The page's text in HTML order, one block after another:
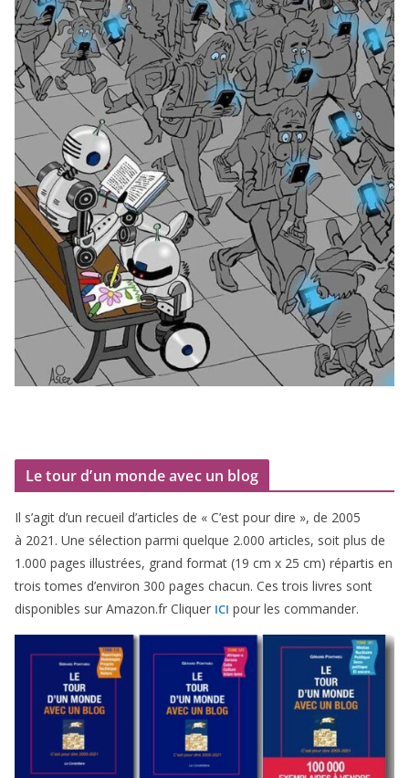
Le tour d’un monde avec un blog
Il s’agit d’un recueil d’ar­ticles de « C’est pour dire », de 2005
à 2021 . Une sélec­tion par­mi quelque 2.000 articles, soit plus de
1 .000 pages illus­trées, grand for­mat (19 cm x 25 cm) répar­tis en
trois tomes d’environ 300 pages cha­cun. Ces trois livres sont
dis­po­nibles sur Amazon​.fr Cliquer ICI pour les commander.